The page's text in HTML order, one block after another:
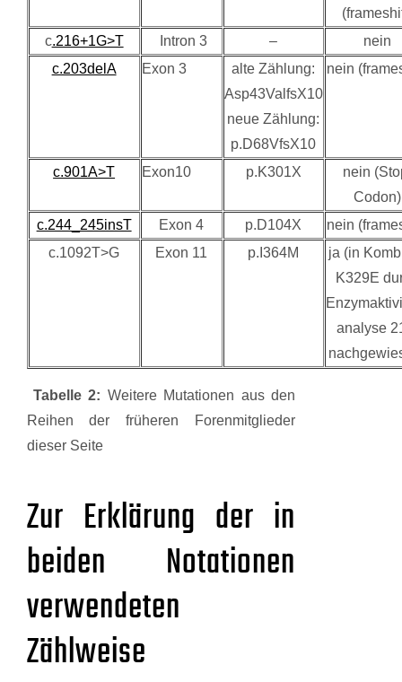
c.216+1G>T Intron 3 –
nein
c.203delA
Exon 3
alte Zählung:
Asp43ValfsX10
neue Zählung:
p.D68VfsX10
nein
c.901A>T Exon10 p.K301X
nein
Codon)
c.244_245insT
Exon 4 p.D104X
nein
c.1092T>G
Exon 11 p.I364M
ja (in
K329E
analyse
Tabelle 2: Weitere Mutationen aus den
Reihen der früheren Forenmitglieder
dieser Seite
Zur Erklärung der in
beiden Notationen
verwendeten
Zählweise